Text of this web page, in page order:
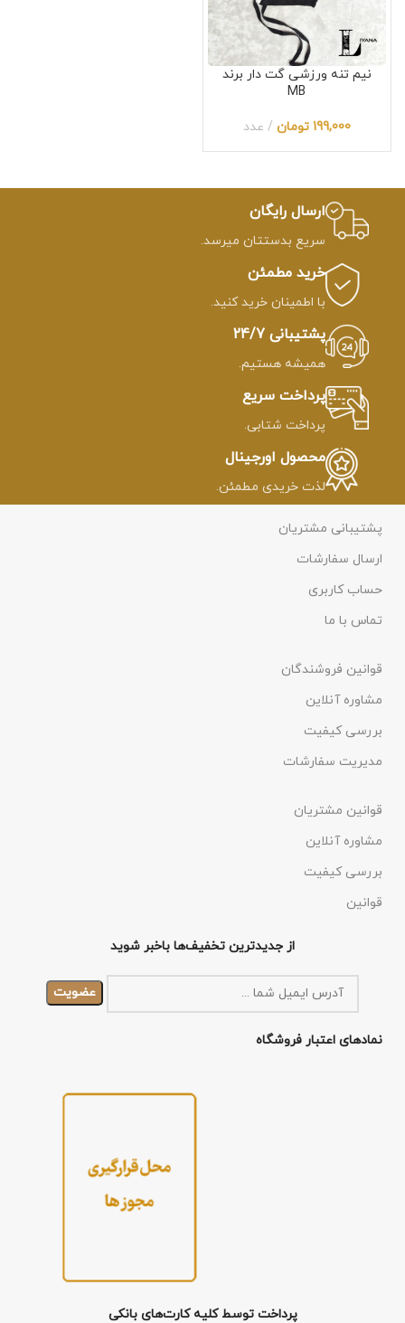
نیم تنه ورزشی گت دار برند
MB
199,000 تومان عدد
ارسال رایگان
سریع بدستتان میرسد.
خرید مطمئن
با اطمینان خرید کنید.
پشتیبانی 24/7
همیشه هستیم.
پرداخت سریع
پرداخت شتابی.
محصول اورجینال
لذت خریدی مطمئن.
پشتیبانی مشتریان
ارسال سفارشات
حساب کاربری
تماس با ما
قوانین فروشندگان
مشاوره آنلاین
بررسی کیفیت
مدیریت سفارشات
قوانین مشتریان
مشاوره آنلاین
بررسی کیفیت
قوانین
از جدیدترین تخفیف‌ها باخبر شوید
نمادهای اعتبار فروشگاه
پرداخت توسط کلیه کارت‌های بانکی